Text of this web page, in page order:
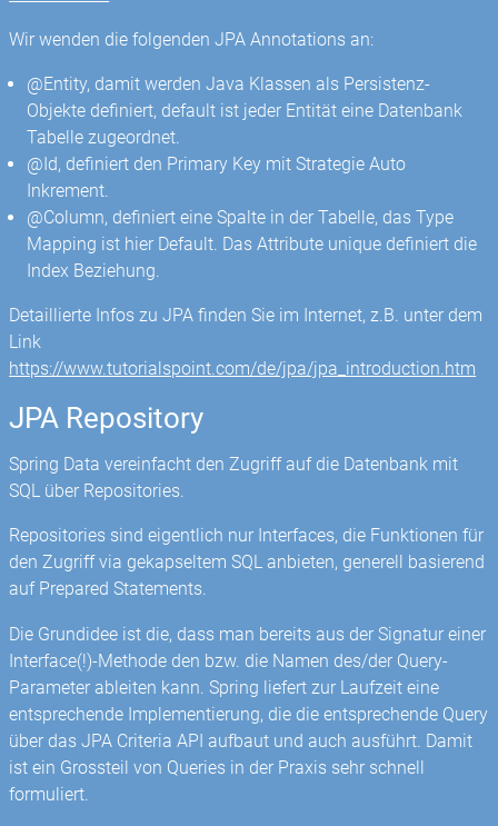
Wir wenden die folgenden JPA Annotations an:
@Entity, damit werden Java Klassen als Persistenz-
Objekte definiert, default ist jeder Entität eine Datenbank
Tabelle zugeordnet.
@Id, definiert den Primary Key mit Strategie Auto
Inkrement.
@Column, definiert eine Spalte in der Tabelle, das Type
Mapping ist hier Default. Das Attribute unique definiert die
Index Beziehung.
Detaillierte Infos zu JPA finden Sie im Internet, z.B. unter dem
Link
https://www.tutorialspoint.com/de/jpa/jpa_introduction.htm
JPA Repository
Spring Data vereinfacht den Zugriff auf die Datenbank mit
SQL über Repositories.
Repositories sind eigentlich nur Interfaces, die Funktionen für
den Zugriff via gekapseltem SQL anbieten, generell basierend
auf Prepared Statements.
Die Grundidee ist die, dass man bereits aus der Signatur einer
Interface(!)-Methode den bzw. die Namen des/der Query-
Parameter ableiten kann. Spring liefert zur Laufzeit eine
entsprechende Implementierung, die die entsprechende Query
über das JPA Criteria API aufbaut und auch ausführt. Damit
ist ein Grossteil von Queries in der Praxis sehr schnell
formuliert.